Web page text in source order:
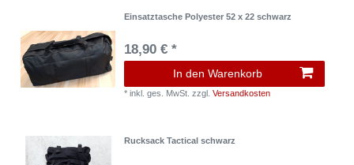
Einsatztasche Polyester 52 x 22 schwarz
18,90 € *
In den Warenkorb
*inkl. ges. MwSt. zzgl.Versandkosten
Rucksack Tactical schwarz